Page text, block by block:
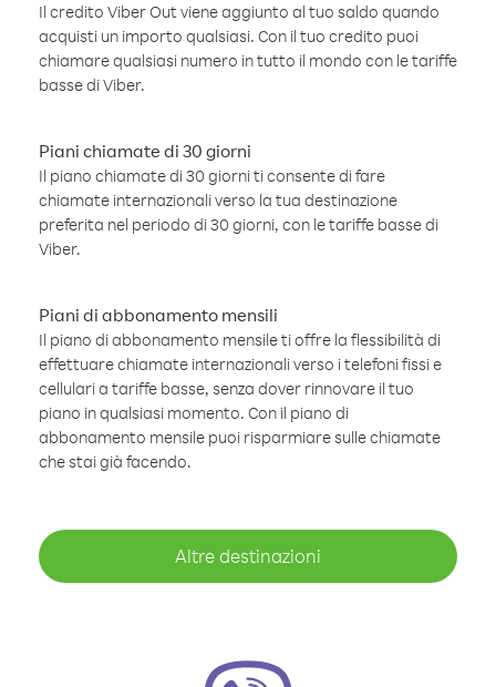
Il credito Viber Out viene aggiunto al tuo saldo quando
acquisti un importo qualsiasi. Con il tuo credito puoi
chiamare qualsiasi numero in tutto il mondo con le tariffe
basse di Viber.
Piani chiamate di 30 giorni
Il piano chiamate di 30 giorni ti consente di fare
chiamate internazionali verso la tua destinazione
preferita nel periodo di 30 giorni, con le tariffe basse di
Viber.
Piani di abbonamento mensili
Il piano di abbonamento mensile ti offre la flessibilità di
effettuare chiamate internazionali verso i telefoni fissi e
cellulari a tariffe basse, senza dover rinnovare il tuo
piano in qualsiasi momento. Con il piano di
abbonamento mensile puoi risparmiare sulle chiamate
che stai già facendo.
Altre destinazioni